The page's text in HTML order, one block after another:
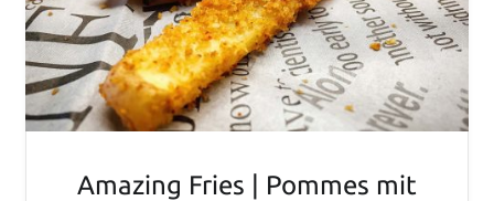
Amazing Fries | Pommes mit